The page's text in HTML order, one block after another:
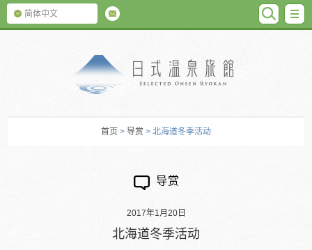
简体中文
首页 > 导赏 > 北海道冬季活动
导赏
2017年1月20日
北海道冬季活动